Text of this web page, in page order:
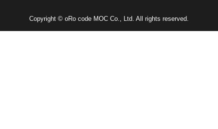
Copyright © oRo code MOC Co., Ltd. All rights reserved.